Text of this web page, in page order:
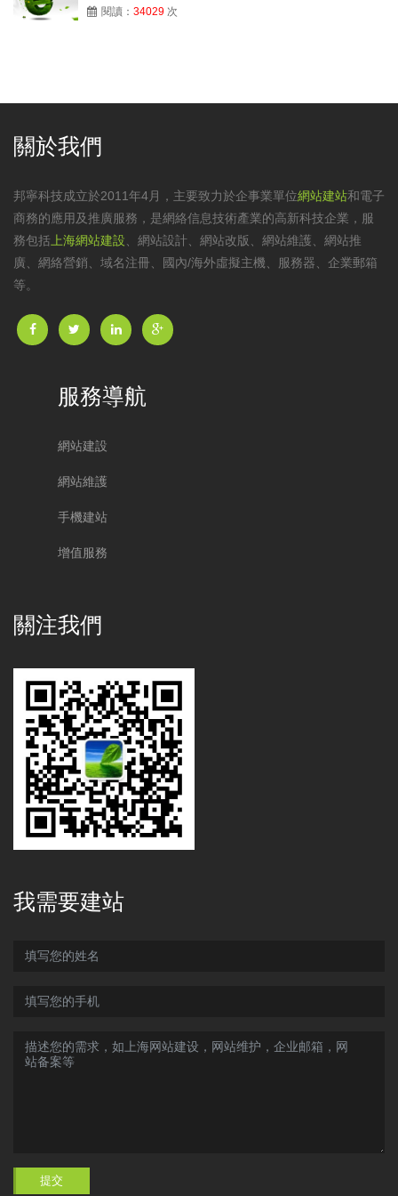
閱讀： 34029 次
關於我們
邦寧科技成立於2011年4月，主要致力於企事業單位網站建站和電子
商務的應用及推廣服務，是網絡信息技術產業的高新科技企業，服
務包括上海網站建設、 網站設計、 網站改版、 網站維護、網站推
廣、網絡營銷、域名注冊、國內/海外虛擬主機、服務器、企業郵箱
等。
服務導航
網站建設
網站維護
手機建站
增值服務
關注我們
我需要建站
提交